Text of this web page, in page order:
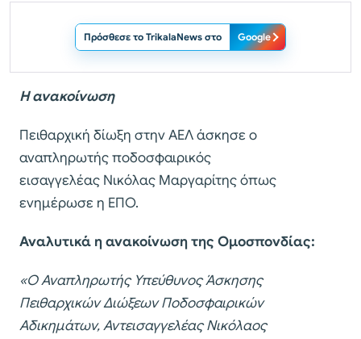
Πρόσθεσε το TrikalaNews στο Google
Η ανακοίνωση
Πειθαρχική δίωξη στην ΑΕΛ άσκησε ο
αναπληρωτής ποδοσφαιρικός
εισαγγελέας Νικόλας Μαργαρίτης όπως
ενημέρωσε η ΕΠΟ.
Αναλυτικά η ανακοίνωση της Ομοσπονδίας:
«Ο Αναπληρωτής Υπεύθυνος Άσκησης
Πειθαρχικών Διώξεων Ποδοσφαιρικών
Αδικημάτων, Αντεισαγγελέας Νικόλαος